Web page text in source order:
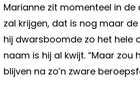
Marianne zit momenteel in
zal krijgen, dat is nog maar
hij dwarsboomde zo het hele
naam is hij al kwijt. “Maar
blijven na zo’n zware